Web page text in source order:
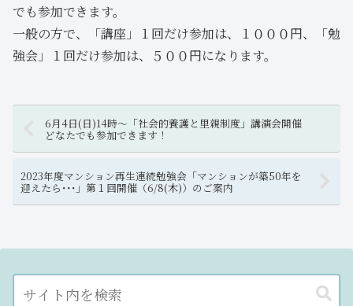
でも参加できます。
一般の方で、「講座」１回だけ参加は、１０００円、「勉
強会」１回だけ参加は、５００円になります。
6月4日(日)14時～「社会的養護と里親制度」講演会開催
どなたでも参加できます！
2023年度マンション再生連続勉強会「マンションが築50年を
迎えたら･･･」第１回開催（6/8(木)）のご案内